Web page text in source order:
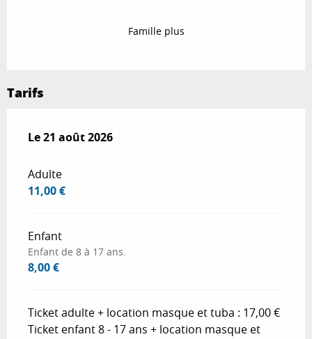
Famille plus
Tarifs
Le21 août 2026
Le21 août 2026
Adulte
11,00 €
Enfant
Enfant de 8 à 17 ans.
8,00 €
Ticket adulte + location masque et tuba : 17,00 €
Ticket enfant 8 - 17 ans + location masque et